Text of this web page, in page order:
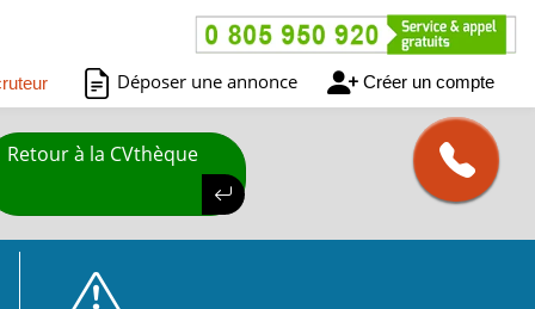
Déposer une annonce Créer un compte
Retour à la CVthèque